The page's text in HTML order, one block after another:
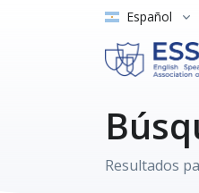
Español
Resultados